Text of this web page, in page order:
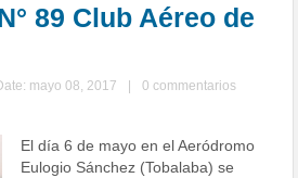
89 Club Aéreo de
mayo 08, 2017
0 commentarios
El día 6 de mayo en el Aeródromo
Eulogio Sánchez (Tobalaba) se